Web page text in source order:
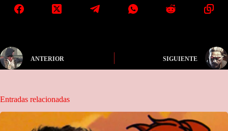
ANTERIOR SIGUIENTE
Entradas relacionadas